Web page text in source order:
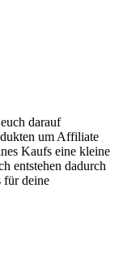
darauf
um Affiliate
Kaufs eine kleine
entstehen dadurch
für deine